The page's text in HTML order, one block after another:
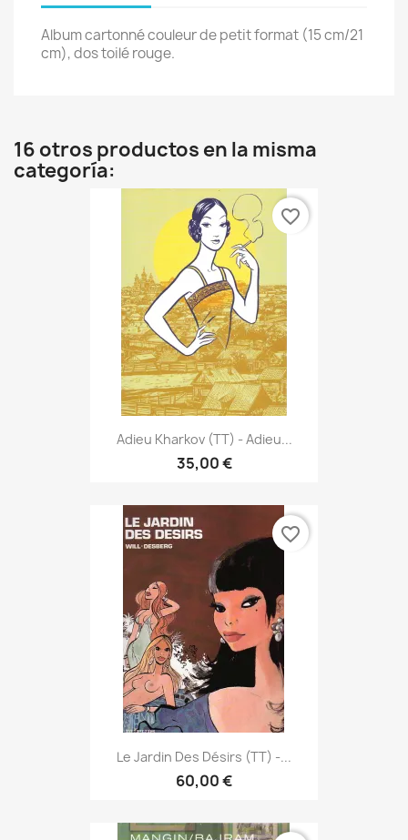
Album cartonné couleur de petit format (15 cm/21
cm), dos toilé rouge.
16 otros productos en la misma
categoría:
Adieu Kharkov (TT) - Adieu...
35,00 €
favorite_border
Le Jardin Des Désirs (TT) -...
60,00 €
favorite_border